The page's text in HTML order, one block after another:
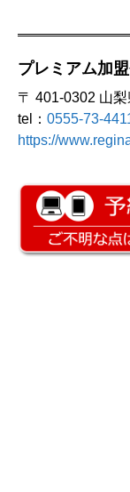
プレミアム加
〒 401-0302 山
tel： 0555-73-
https://